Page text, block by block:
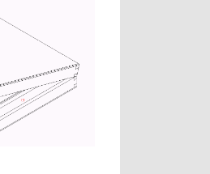
überspringen